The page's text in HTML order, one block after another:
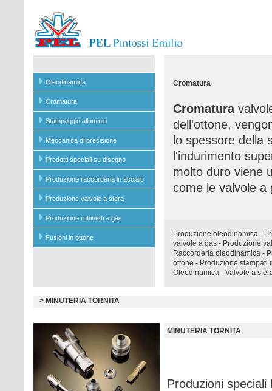
Oleodinamica
Cromatura
Stampaggio alluminio
Meccanica di precisione
Prodotti speciali su disegno
Produzione raccorderia in acciaio
Produzione valvole a sfera
Produzione rubinetti a gas
Fusioni in ottone
Cromatura
Cromatura
dell'ottone,
lo spessore della
l'indurimento
molto duro viene
come le valvole a
Produzione oleodinamica -
valvole a gas - Produzione
Raccorderia oleodinamica -
ottone - Produzione stampati
Oleodinamica - Valvole a
> MINUTERIA TORNITA
MINUTERIA TORNITA
Produzioni